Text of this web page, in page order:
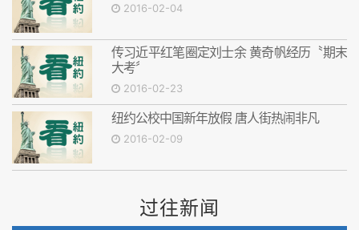
2016-02-04
传习近平红笔圈定刘士余 黄奇帆经历〝期末
大考〞
2016-02-23
纽约公校中国新年放假 唐人街热闹非凡
2016-02-09
过往新闻